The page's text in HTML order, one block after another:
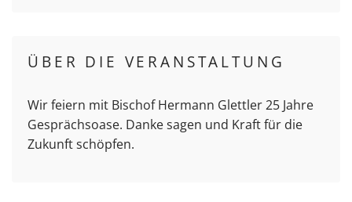
ÜBER DIE VERANSTALTUNG
Wir feiern mit Bischof Hermann Glettler 25 Jahre
Gesprächsoase. Danke sagen und Kraft für die
Zukunft schöpfen.